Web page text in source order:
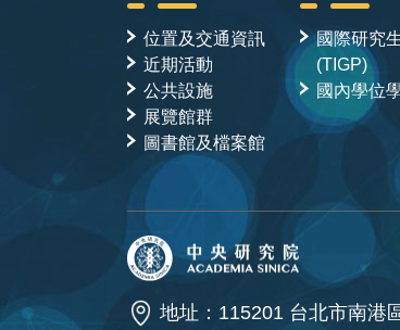
位置及交通資訊
近期活動
公共設施
展覽館群
圖書館及檔案館
國際研究
(TIGP)
國內學位
地址：115201 台北市南港